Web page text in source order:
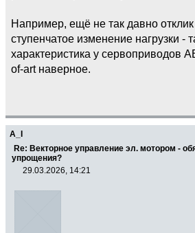
Например, ещё не так давно
ступенчатое изменение нагрузки -
характеристика у сервоприводов
of-art наверное.
A_I
Re: Векторное управление эл. мотором -
упрощения?
29.03.2026, 14:21